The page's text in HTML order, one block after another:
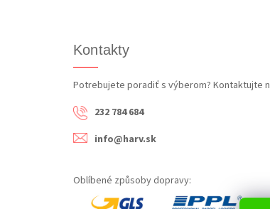
Kontakty
Potrebujete poradiť s výberom? Kontaktujte
232 784 684
info@harv.sk
Oblíbené způsoby dopravy: